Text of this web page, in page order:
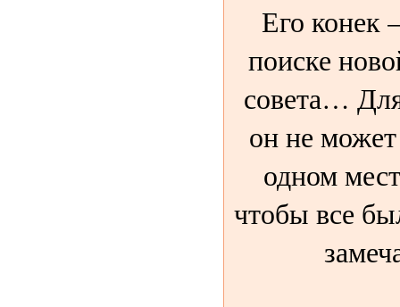
Его конек
поиске
совета…
он не
одном
чтобы все